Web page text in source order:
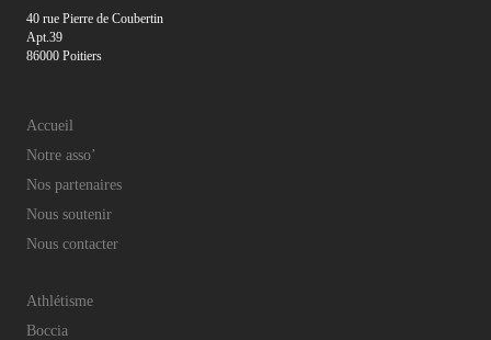
40 rue Pierre de Coubertin
Apt.39
86000 Poitiers
Accueil
Notre asso’
Nos partenaires
Nous soutenir
Nous contacter
Athlétisme
Boccia